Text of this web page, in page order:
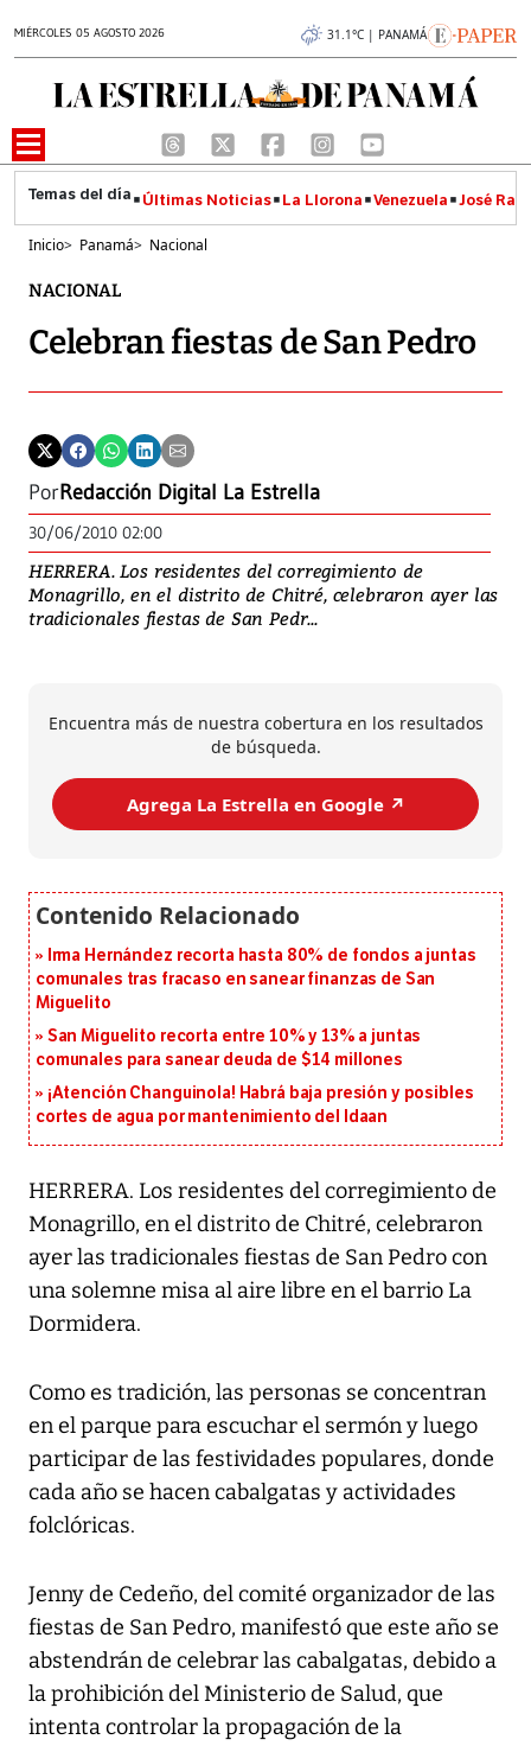
MIÉRCOLES 05 AGOSTO 2026 31.1°C | PANAMÁ
Últimas Noticias La Llorona Venezuela José
Inicio> Panamá> Nacional
NACIONAL
Celebran fiestas de San Pedro
PorRedacción Digital La Estrella
30/06/2010 02:00
HERRERA. Los residentes del corregimiento de
Monagrillo, en el distrito de Chitré, celebraron ayer las
tradicionales fiestas de San Pedr...
Encuentra más de nuestra cobertura en los resultados
de búsqueda.
Agrega La Estrella en Google ↗️
Irma Hernández recorta hasta 80% de fondos a juntas
comunales tras fracaso en sanear finanzas de San
Miguelito
San Miguelito recorta entre 10% y 13% a juntas
comunales para sanear deuda de $14 millones
¡Atención Changuinola! Habrá baja presión y posibles
cortes de agua por mantenimiento del Idaan
HERRERA. Los residentes del corregimiento de
Monagrillo, en el distrito de Chitré, celebraron
ayer las tradicionales fiestas de San Pedro con
una solemne misa al aire libre en el barrio La
Dormidera.
Como es tradición, las personas se concentran
en el parque para escuchar el sermón y luego
participar de las festividades populares, donde
cada año se hacen cabalgatas y actividades
folclóricas.
Jenny de Cedeño, del comité organizador de las
fiestas de San Pedro, manifestó que este año se
abstendrán de celebrar las cabalgatas, debido a
la prohibición del Ministerio de Salud, que
intenta controlar la propagación de la